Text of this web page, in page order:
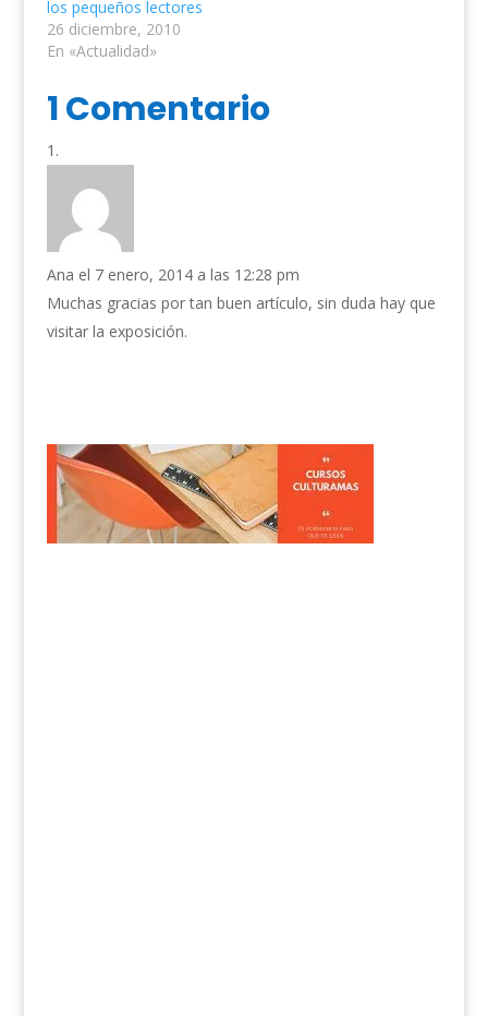
los pequeños lectores
26 diciembre, 2010
En «Actualidad»
1 Comentario
Ana el 7 enero, 2014 a las 12:28 pm
Muchas gracias por tan buen artículo, sin duda hay que
visitar la exposición.